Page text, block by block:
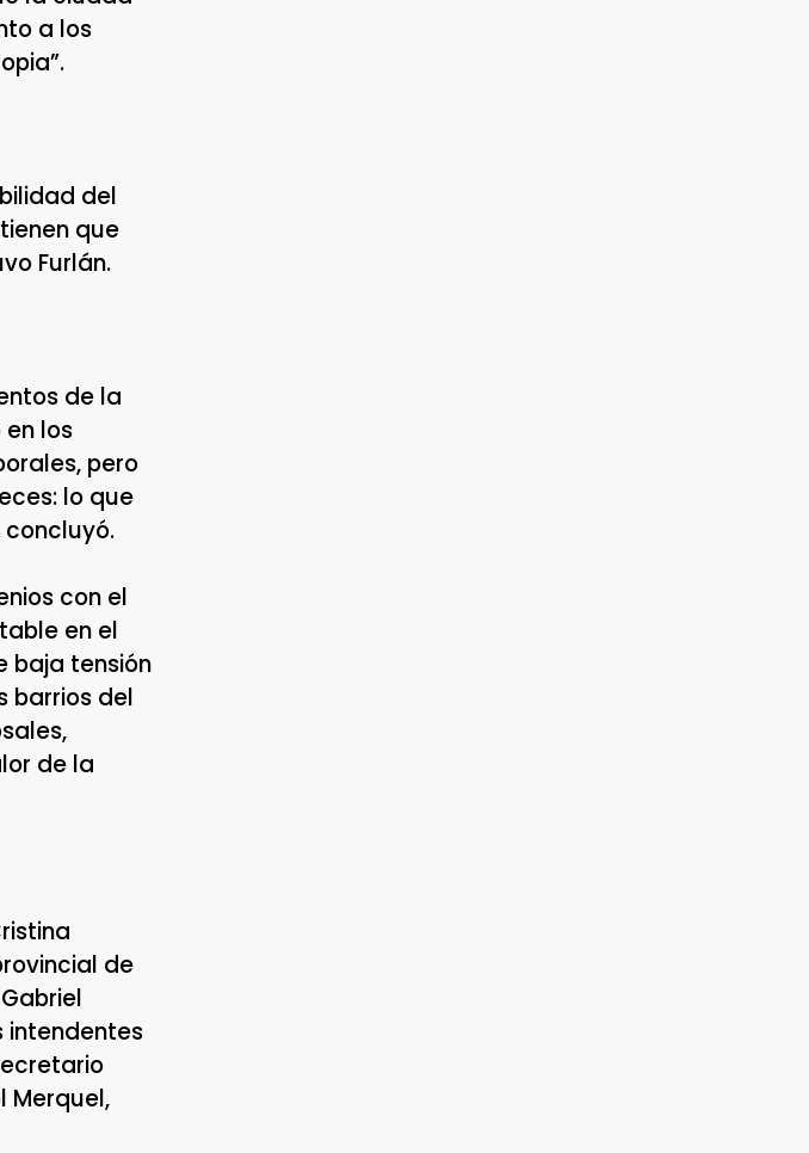
a los
del
que
Furlán.
de la
los
pero
lo que
con el
en el
baja tensión
barrios del
de la
de
intendentes
Merquel,